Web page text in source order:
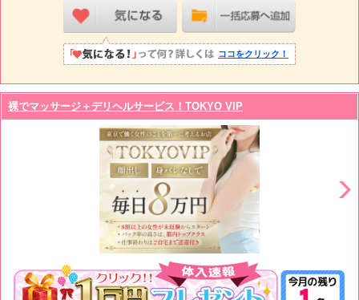
ココをクリック！
裸でマッサージ＋デリヘルサービス！TOKYO VIP